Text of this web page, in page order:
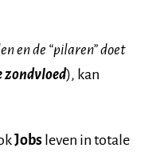
en de “pilaren” doet
zondvloed), kan
Jobs leven in totale